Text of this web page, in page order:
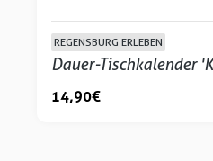
REGENSBURG ERLEBEN
Dauer-Tischkalender
14,90 €